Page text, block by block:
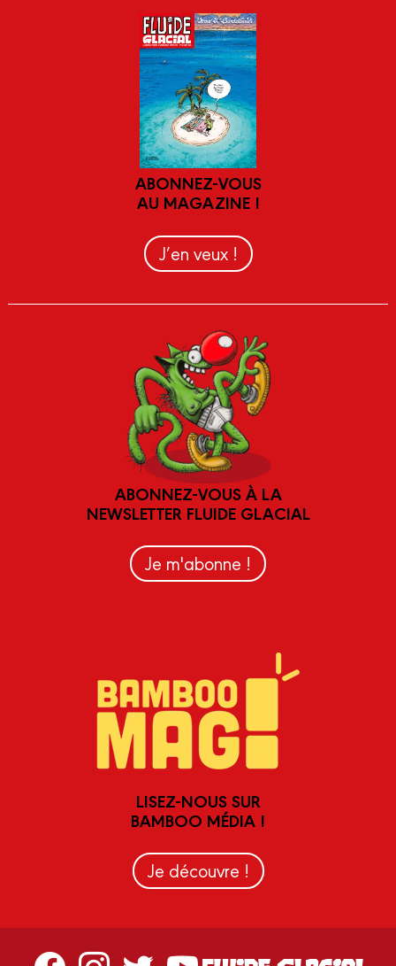
ABONNEZ-VOUS
AU MAGAZINE !
J’en veux !
ABONNEZ-VOUS À LA
NEWSLETTER FLUIDE GLACIAL
Je m'abonne !
LISEZ-NOUS SUR
BAMBOO MÉDIA !
Je découvre !